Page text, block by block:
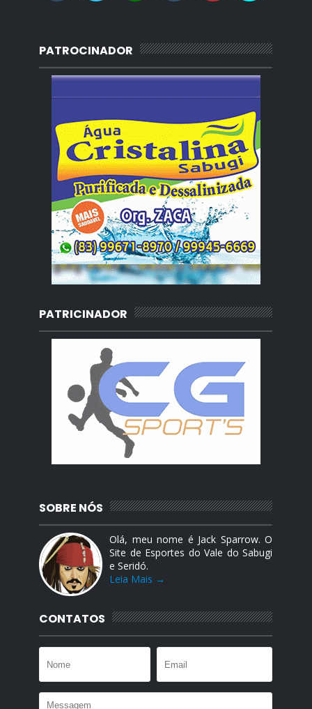
PATROCINADOR
PATRICINADOR
SOBRE NÓS
Olá, meu nome é Jack Sparrow. O
Site de Esportes do Vale do Sabugi
e Seridó.
Leia Mais →
CONTATOS